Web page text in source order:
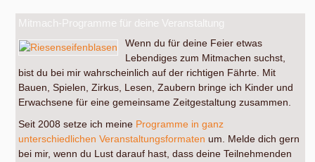
Mitmach-Programme für deine Veranstaltung
Wenn du für deine Feier etwas
Lebendiges zum Mitmachen suchst,
bist du bei mir wahrscheinlich auf der richtigen Fährte. Mit
Bauen, Spielen, Zirkus, Lesen, Zaubern bringe ich Kinder und
Erwachsene für eine gemeinsame Zeitgestaltung zusammen.
Seit 2008 setze ich meine Programme in ganz
unterschiedlichen Veranstaltungsformaten um. Melde dich gern
bei mir, wenn du Lust darauf hast, dass deine Teilnehmenden